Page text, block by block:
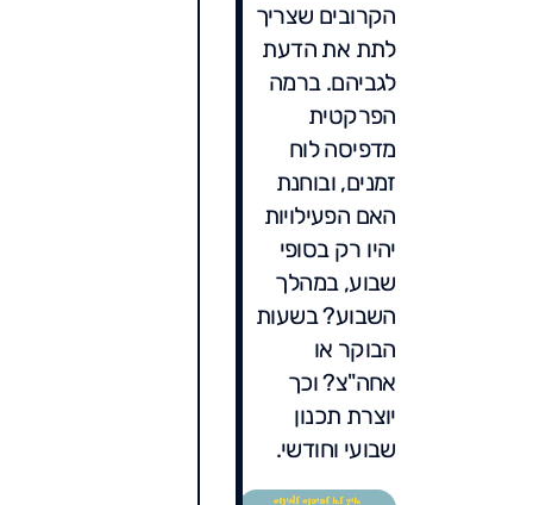
הקרובים שצריך
לתת את הדעת
לגביהם. ברמה
הפרקטית
מדפיסה לוח
זמנים, ובוחנת
האם הפעילויות
יהיו רק בסופי
שבוע, במהלך
השבוע? בשעות
הבוקר או
אחה"צ? וכך
יוצרת תכנון
שבועי וחודשי.